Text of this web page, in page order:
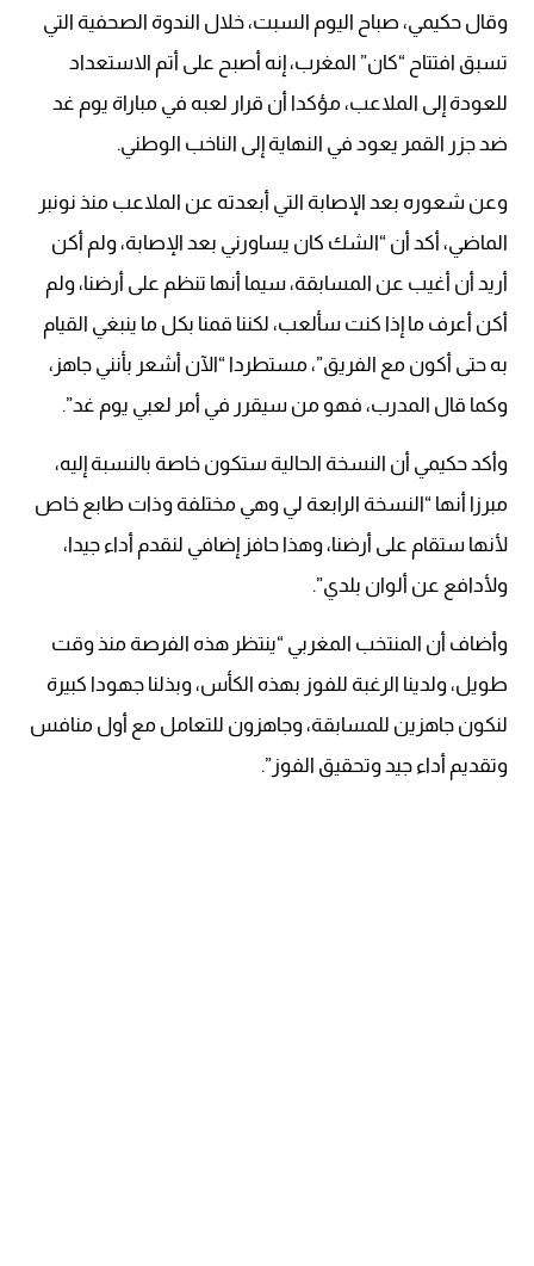
وقال حكيمي، صباح اليوم السبت، خلال الندوة الصحفية التي
تسبق افتتاح “كان” المغرب، إنه أصبح على أتم الاستعداد
للعودة إلى الملاعب، مؤكدا أن قرار لعبه في مباراة يوم غد
ضد جزر القمر يعود في النهاية إلى الناخب الوطني.
وعن شعوره بعد الإصابة التي أبعدته عن الملاعب منذ نونبر
الماضي، أكد أن “الشك كان يساورني بعد الإصابة، ولم أكن
أريد أن أغيب عن المسابقة، سيما أنها تنظم على أرضنا، ولم
أكن أعرف ما إذا كنت سألعب، لكننا قمنا بكل ما ينبغي القيام
به حتى أكون مع الفريق”، مستطردا “الآن أشعر بأنني جاهز،
وكما قال المدرب، فهو من سيقرر في أمر لعبي يوم غد”.
وأكد حكيمي أن النسخة الحالية ستكون خاصة بالنسبة إليه،
مبرزا أنها “النسخة الرابعة لي وهي مختلفة وذات طابع خاص
لأنها ستقام على أرضنا، وهذا حافز إضافي لنقدم أداء جيدا،
ولأدافع عن ألوان بلدي”.
وأضاف أن المنتخب المغربي “ينتظر هذه الفرصة منذ وقت
طويل، ولدينا الرغبة للفوز بهذه الكأس، وبذلنا جهودا كبيرة
لنكون جاهزين للمسابقة، وجاهزون للتعامل مع أول منافس
وتقديم أداء جيد وتحقيق الفوز”.